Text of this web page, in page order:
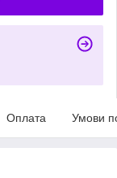
Оплата Умови